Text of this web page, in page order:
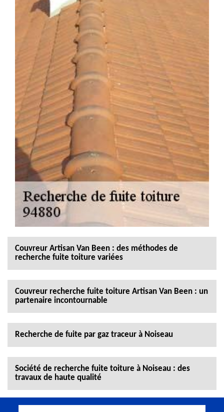
Couvreur Artisan Van Been : des méthodes de
recherche fuite toiture variées
Couvreur recherche fuite toiture Artisan Van Been : un
partenaire incontournable
Recherche de fuite par gaz traceur à Noiseau
Société de recherche fuite toiture à Noiseau : des
travaux de haute qualité